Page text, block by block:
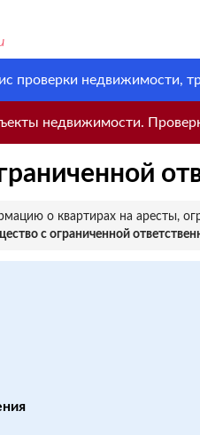
проверки недвижимости,
недвижимости.
о квартирах на аресты,
с ограниченной